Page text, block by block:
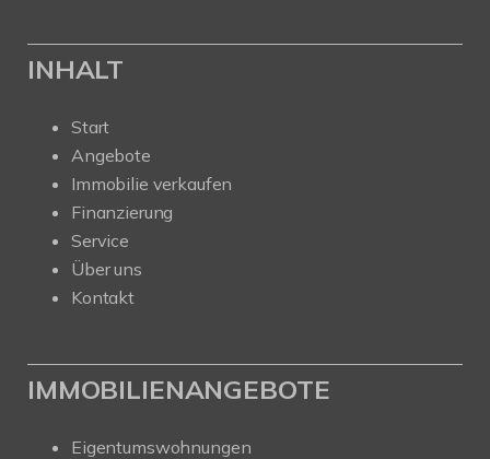
INHALT
Start
Angebote
Immobilie verkaufen
Finanzierung
Service
Über uns
Kontakt
IMMOBILIENANGEBOTE
Eigentumswohnungen